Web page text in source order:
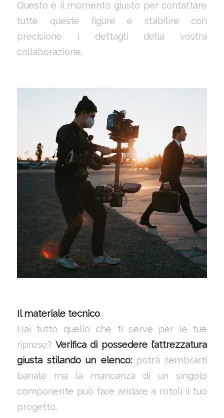
Questo è il momento giusto per contattare
tutte queste figure e stabilire con
precisione i dettagli della vostra
collaborazione.
Il materiale tecnico.
Hai tutto quello che ti serve per le tue
riprese?Verifica di possedere l’attrezzatura
giusta stilando un elenco:potrà sembrarti
banale ma la mancanza di un singolo
componente può fare andare a rotoli il tuo
progetto.